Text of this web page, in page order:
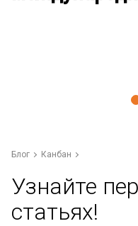
Блог Канбан
Узнайте
статьях!